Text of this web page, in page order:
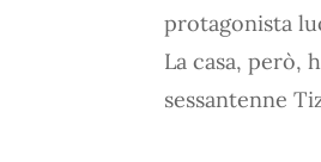
protagonista
La casa, però,
sessantenne